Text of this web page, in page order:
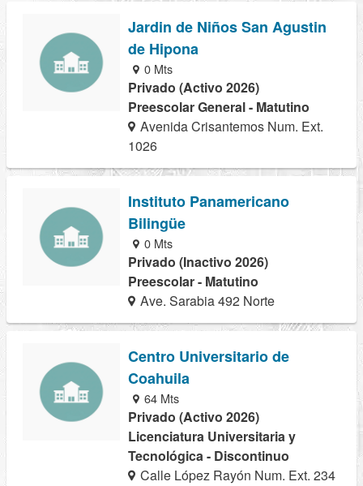
Jardin de Niños San Agustin
de Hipona
0 Mts
Privado (Activo 2026)
Preescolar General - Matutino
Avenida Crisantemos Num. Ext.
1026
Instituto Panamericano
Bilingüe
0 Mts
Privado (Inactivo 2026)
Preescolar - Matutino
Ave. Sarabia 492 Norte
Centro Universitario de
Coahuila
64 Mts
Privado (Activo 2026)
Licenciatura Universitaria y
Tecnológica - Discontinuo
Calle López Rayón Num. Ext. 234